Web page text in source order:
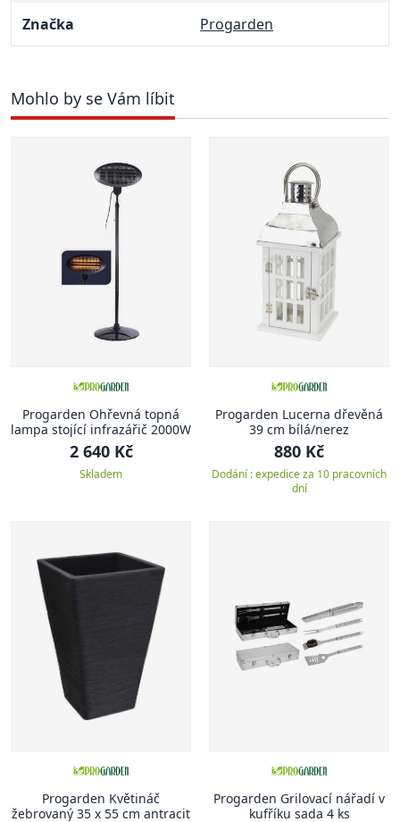
Značka Progarden
Mohlo by se Vám líbit
Progarden Ohřevná topná
lampa stojící infrazářič 2000W
2 640 Kč
Skladem
Progarden Lucerna dřevěná
39 cm bílá/nerez
880 Kč
Dodání : expedice za 10 pracovních
dní
Progarden Květináč
žebrovaný 35 x 55 cm antracit
Progarden Grilovací nářadí v
kufříku sada 4 ks